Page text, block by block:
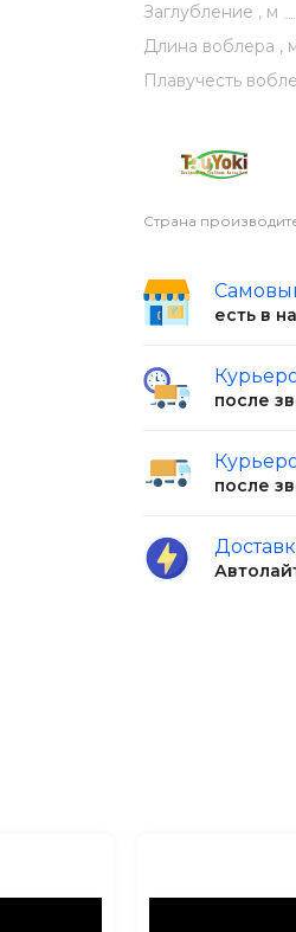
строя, с
Заглубление , м
Длина воблера ,
Плавучесть
Страна
есть в
после
после